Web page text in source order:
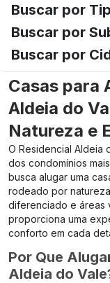
Buscar por
Buscar por
Buscar por
Casas para
Aldeia do
Natureza e
O Residencial Aldeia
dos condomínios
busca alugar uma
rodeado por
diferenciado e áreas
proporciona uma
conforto em cada
Por Que
Aldeia do